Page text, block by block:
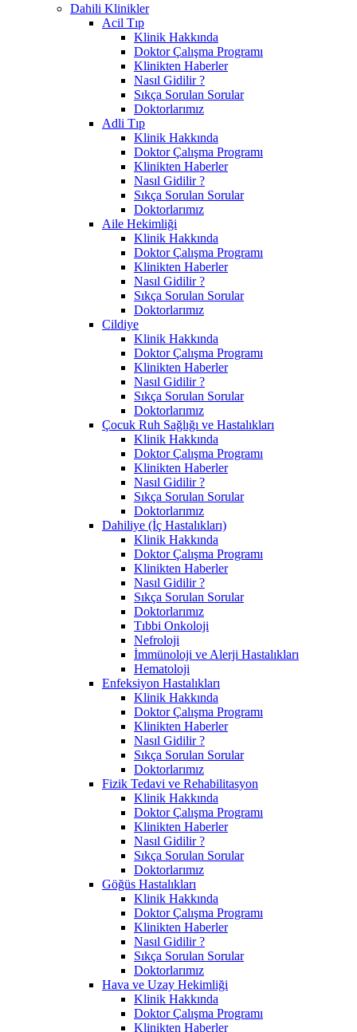
Dahili Klinikler
Acil Tıp
Klinik Hakkında
Doktor Çalışma Programı
Klinikten Haberler
Nasıl Gidilir ?
Sıkça Sorulan Sorular
Doktorlarımız
Adli Tıp
Klinik Hakkında
Doktor Çalışma Programı
Klinikten Haberler
Nasıl Gidilir ?
Sıkça Sorulan Sorular
Doktorlarımız
Aile Hekimliği
Klinik Hakkında
Doktor Çalışma Programı
Klinikten Haberler
Nasıl Gidilir ?
Sıkça Sorulan Sorular
Doktorlarımız
Cildiye
Klinik Hakkında
Doktor Çalışma Programı
Klinikten Haberler
Nasıl Gidilir ?
Sıkça Sorulan Sorular
Doktorlarımız
Çocuk Ruh Sağlığı ve Hastalıkları
Klinik Hakkında
Doktor Çalışma Programı
Klinikten Haberler
Nasıl Gidilir ?
Sıkça Sorulan Sorular
Doktorlarımız
Dahiliye (İç Hastalıkları)
Klinik Hakkında
Doktor Çalışma Programı
Klinikten Haberler
Nasıl Gidilir ?
Sıkça Sorulan Sorular
Doktorlarımız
Tıbbi Onkoloji
Nefroloji
İmmünoloji ve Alerji Hastalıkları
Hematoloji
Enfeksiyon Hastalıkları
Klinik Hakkında
Doktor Çalışma Programı
Klinikten Haberler
Nasıl Gidilir ?
Sıkça Sorulan Sorular
Doktorlarımız
Fizik Tedavi ve Rehabilitasyon
Klinik Hakkında
Doktor Çalışma Programı
Klinikten Haberler
Nasıl Gidilir ?
Sıkça Sorulan Sorular
Doktorlarımız
Göğüs Hastalıkları
Klinik Hakkında
Doktor Çalışma Programı
Klinikten Haberler
Nasıl Gidilir ?
Sıkça Sorulan Sorular
Doktorlarımız
Hava ve Uzay Hekimliği
Klinik Hakkında
Doktor Çalışma Programı
Klinikten Haberler